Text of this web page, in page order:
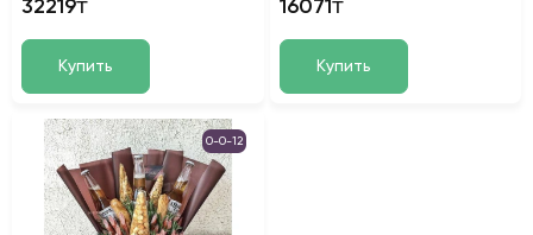
32219₸
Купить
16071₸
Купить
0-0-12